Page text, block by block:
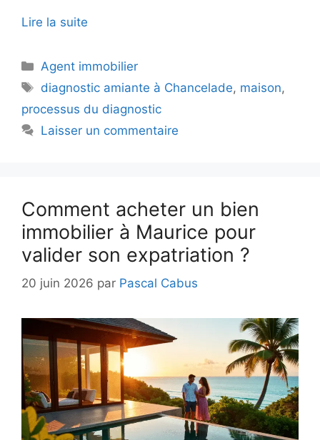
Lire la suite
Catégories
Agent immobilier
Étiquettes
diagnostic amiante à Chancelade, maison,
processus du diagnostic
Laisser un commentaire
Comment acheter un bien
immobilier à Maurice pour
valider son expatriation ?
20 juin 2026 par Pascal Cabus